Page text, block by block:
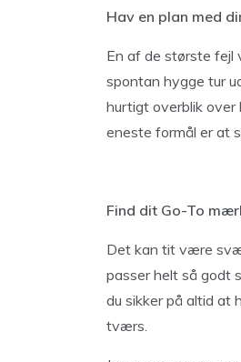
Hav en plan med
En af de største fejl
spontan hygge tur
hurtigt overblik over
eneste formål er at
Find dit Go-To
Det kan tit være
passer helt så godt
du sikker på altid at
tværs.